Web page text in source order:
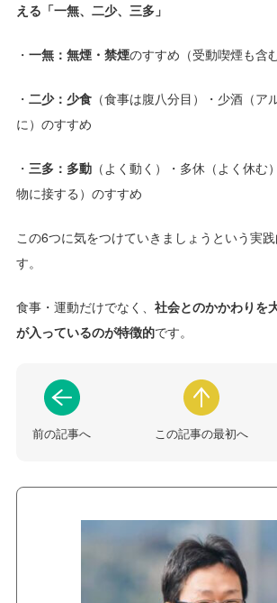
える「一無、二少、三多」
・ 一無：無煙・禁煙のすすめ（受動喫煙も含む
・ 二少：少食 （食事は腹八分目）・少酒（ア
に）のすすめ
・ 三多：多動 （よく動く）・多休（よく休む
物に接する）のすすめ
この6つに気をつけていきましょうという実
す。
食事・運動だけでなく、 社会とのかかわりを
が入っているのが特徴的です。
前の記事へ この記事の最初へ